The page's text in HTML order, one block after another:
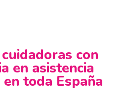
con
en asistencia
toda España